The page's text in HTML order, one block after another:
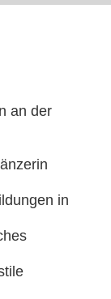
an der
in